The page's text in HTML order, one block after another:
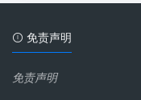
免责声明
免责声明